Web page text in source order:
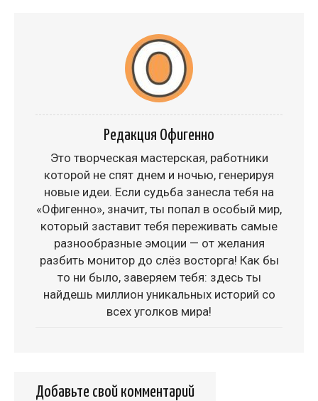
Редакция Офигенно
Это творческая мастерская, работники
которой не спят днем и ночью, генерируя
новые идеи. Если судьба занесла тебя на
«Офигенно», значит, ты попал в особый мир,
который заставит тебя переживать самые
разнообразные эмоции — от желания
разбить монитор до слёз восторга! Как бы
то ни было, заверяем тебя: здесь ты
найдешь миллион уникальных историй со
всех уголков мира!
Добавьте свой комментарий